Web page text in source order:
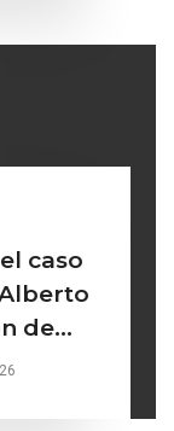
caso
de